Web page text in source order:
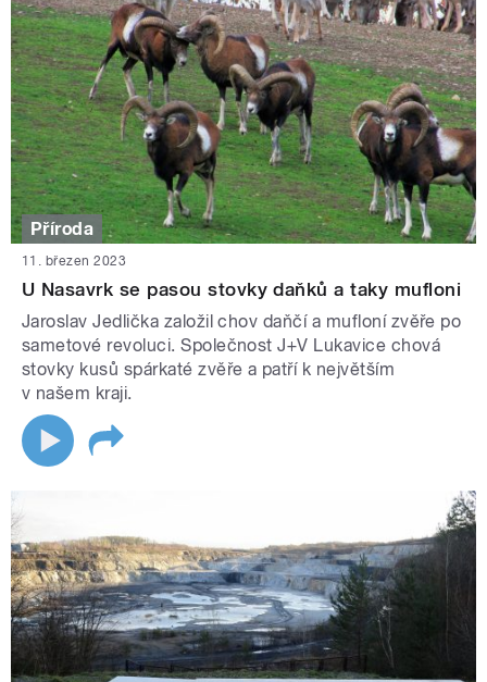
Příroda
11. březen 2023
U Nasavrk se pasou stovky daňků a taky mufloni
Jaroslav Jedlička založil chov daňčí a mufloní zvěře po
sametové revoluci. Společnost J+V Lukavice chová
stovky kusů spárkaté zvěře a patří k největším
v našem kraji.